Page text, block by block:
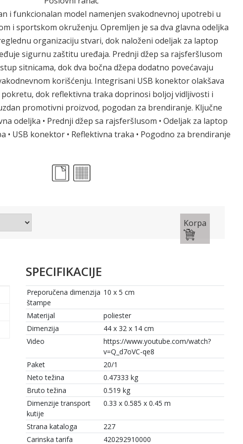
i funkcionalan model namenjen svakodnevnoj upotrebi u
i sportskom okruženju. Opremljen je sa dva glavna odeljka
organizaciju stvari, dok naloženi odeljak za laptop
sigurnu zaštitu uređaja. Prednji džep sa rajsferšlusom
sitnicama, dok dva bočna džepa dodatno povećavaju
korišćenju. Integrisani USB konektor olakšava
dok reflektivna traka doprinosi boljoj vidljivosti i
promotivni proizvod, pogodan za brendiranje. Ključne
odeljka • Prednji džep sa rajsferšlusom • Odeljak za laptop
• USB konektor • Reflektivna traka • Pogodno za brendiranje
Korpa
SPECIFIKACIJE
Preporučena dimenzija
štampe
10 x 5 cm
Materijal
poliester
Dimenzija
44 x 32 x 14 cm
Video
https://www.youtube.com/watch?
v=Q_d7oVC-qe8
Paket
20/1
Neto težina
0.47333 kg
Bruto težina
0.519 kg
Dimenzije transport
kutije
0.33 x 0.585 x 0.45 m
Strana kataloga
227
Carinska tarifa
420292910000